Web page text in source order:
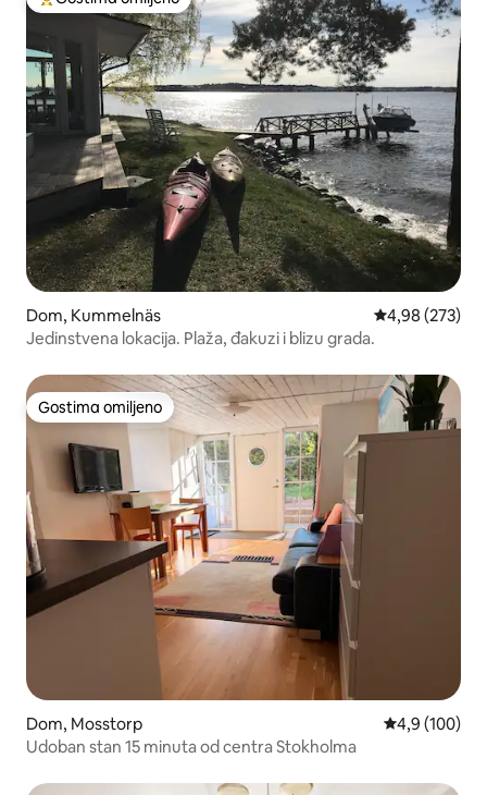
Najuspešniji među gostima omiljenim
Dom, Kummelnäs Prosečna
4,98 (273)
Jedinstvena lokacija. Plaža, đakuzi i blizu grada.
Gostima omiljeno
Gostima omiljeno
Dom, Mosstorp Prosečna
4,9 (100)
Udoban stan 15 minuta od centra Stokholma